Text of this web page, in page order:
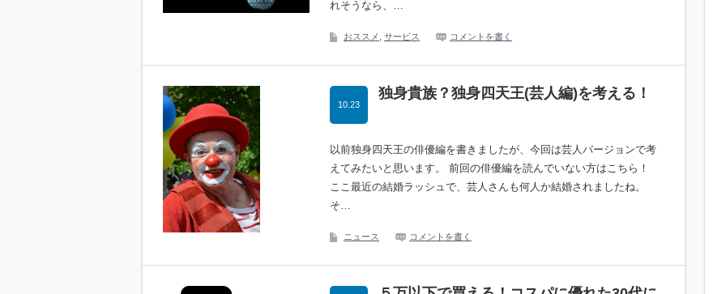
れそうなら、…
おススメ サービス コメントを書く
独身貴族？独身四天王(芸人編)を考える！
10.23
以前独身四天王の俳優編を書きましたが、今回は芸人バージョンで考
えてみたいと思います。 前回の俳優編を読んでいない方はこちら！
ここ最近の結婚ラッシュで、芸人さんも何人か結婚されましたね。
そ…
ニュース コメントを書く